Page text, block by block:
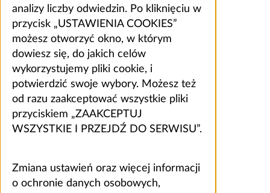
analizy liczby odwiedzin. Po kliknięciu w
przycisk „USTAWIENIA COOKIES”
możesz otworzyć okno, w którym
dowiesz się, do jakich celów
wykorzystujemy pliki cookie, i
potwierdzić swoje wybory. Możesz też
od razu zaakceptować wszystkie pliki
przyciskiem „ZAAKCEPTUJ
WSZYSTKIE I PRZEJDŹ DO SERWISU”.
Zmiana ustawień oraz więcej informacji
o ochronie danych osobowych,